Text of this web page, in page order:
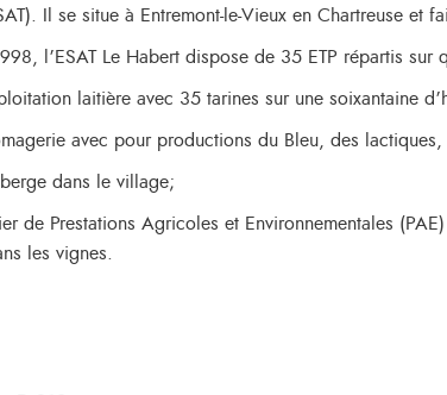
Il se situe à Entremont-le-Vieux en Chartreuse et
l’ESAT Le Habert dispose de 35 ETP répartis sur
laitière avec 35 tarines sur une soixantaine
avec pour productions du Bleu, des
dans le village;
de Prestations Agricoles et Environnementales
les vignes.